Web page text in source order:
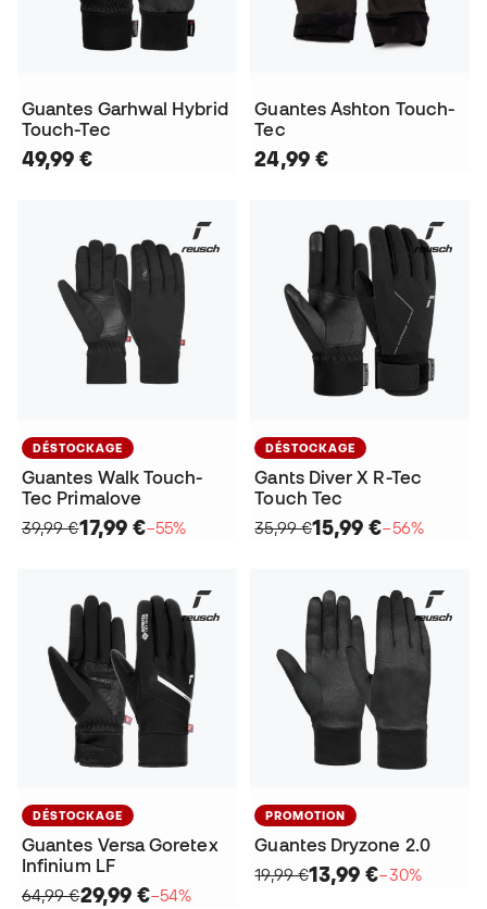
Guantes Garhwal Hybrid
Touch-Tec
49,99 €
Guantes Ashton Touch-
Tec
24,99 €
DÉSTOCKAGE
Guantes Walk Touch-
Tec Primalove
39,99 €17,99 €−55%
DÉSTOCKAGE
Gants Diver X R-Tec
Touch Tec
35,99 €15,99 €−56%
DÉSTOCKAGE
Guantes Versa Goretex
Infinium LF
64,99 €29,99 €−54%
PROMOTION
Guantes Dryzone 2.0
19,99 €13,99 €−30%